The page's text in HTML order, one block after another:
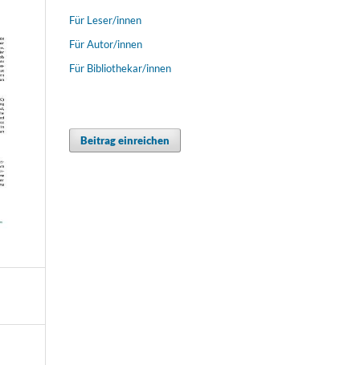
Für Leser/innen
Für Autor/innen
Für Bibliothekar/innen
Beitrag einreichen